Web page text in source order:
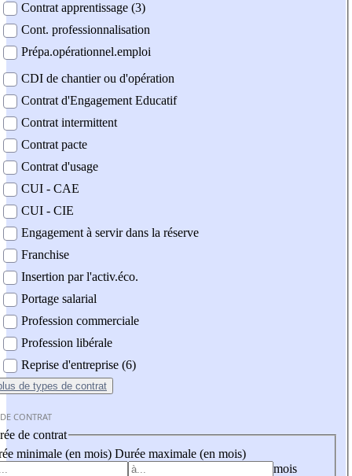
Contrat apprentissage (3)
Cont. professionnalisation
Prépa.opérationnel.emploi
CDI de chantier ou d'opération
Contrat d'Engagement Educatif
Contrat intermittent
Contrat pacte
Contrat d'usage
CUI - CAE
CUI - CIE
Engagement à servir dans la réserve
Franchise
Insertion par l'activ.éco.
Portage salarial
Profession commerciale
Profession libérale
Reprise d'entreprise (6)
de types de contrat
CONTRAT
de contrat
minimale (en mois) Durée maximale (en mois)
mois